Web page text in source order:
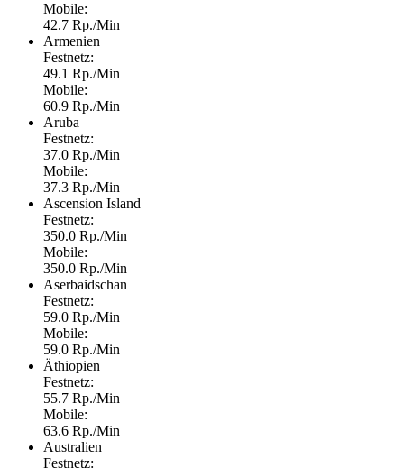
Mobile:
42.7 Rp./Min
Armenien
Festnetz:
49.1 Rp./Min
Mobile:
60.9 Rp./Min
Aruba
Festnetz:
37.0 Rp./Min
Mobile:
37.3 Rp./Min
Ascension Island
Festnetz:
350.0 Rp./Min
Mobile:
350.0 Rp./Min
Aserbaidschan
Festnetz:
59.0 Rp./Min
Mobile:
59.0 Rp./Min
Äthiopien
Festnetz:
55.7 Rp./Min
Mobile:
63.6 Rp./Min
Australien
Festnetz: